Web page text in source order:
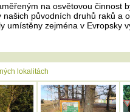
na osvětovou
původních druhů raků
umístěny zejména v
lokalitách